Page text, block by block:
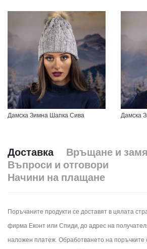
Дамска Зимна Шапка Сива Дамска
Доставка
Връщане и
Въпроси и отговори
Начини на плащане
Поръчаните продукти се доставят в цялата
фирма Еконт или Спиди, до адрес на
наложен платеж. Обработването на поръчките